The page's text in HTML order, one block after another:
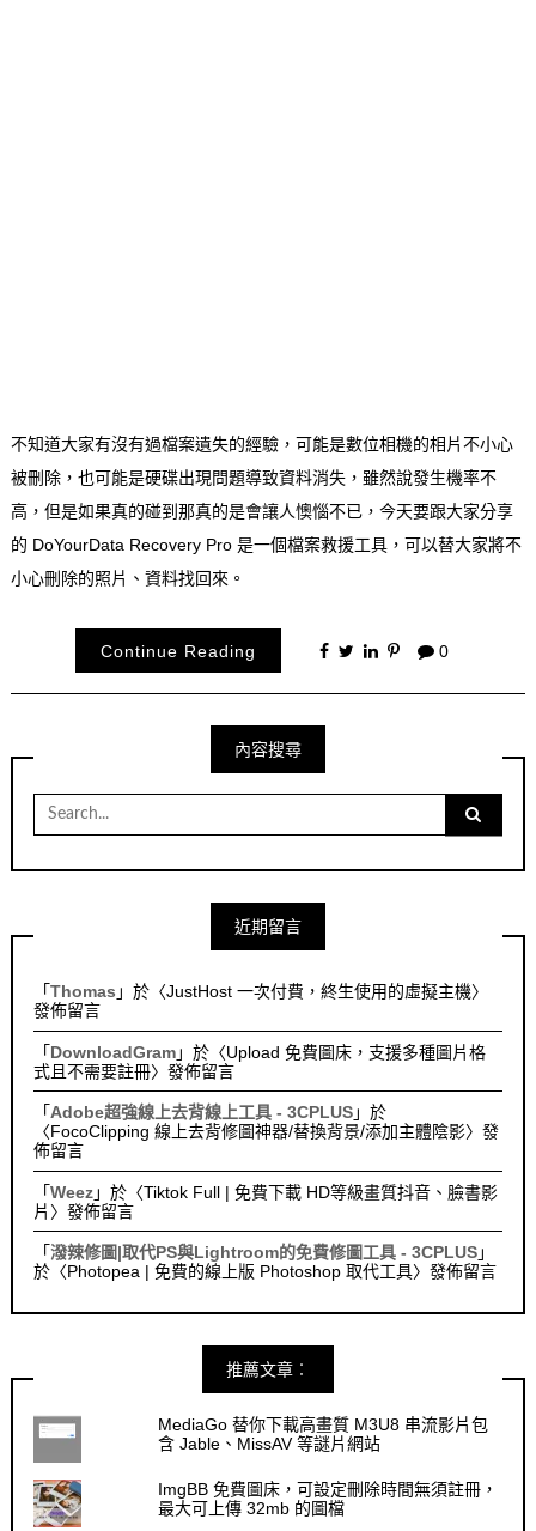
不知道大家有沒有過檔案遺失的經驗，可能是數位相機的相片不小心
被刪除，也可能是硬碟出現問題導致資料消失，雖然說發生機率不
高，但是如果真的碰到那真的是會讓人懊惱不已，今天要跟大家分享
的 DoYourData Recovery Pro 是一個檔案救援工具，可以替大家將不
小心刪除的照片、資料找回來。
Continue Reading 0
內容搜尋
Search
for:
近期留言
「Thomas 」於〈JustHost 一次付費，終生使用的虛擬主機〉
發佈留言
「 DownloadGram」於〈Upload 免費圖床，支援多種圖片格
式且不需要註冊〉發佈留言
「 Adobe超強線上去背線上工具 - 3CPLUS」於
〈FocoClipping 線上去背修圖神器/替換背景/添加主體陰影〉發
佈留言
「Weez」於〈Tiktok Full | 免費下載 HD等級畫質抖音、臉書影
片 〉發佈留言
「潑辣修圖|取代PS與Lightroom的免費修圖工具 - 3CPLUS」
於〈Photopea | 免費的線上版 Photoshop 取代工具〉發佈留言
推薦文章︰
MediaGo 替你下載高畫質 M3U8 串流影片包
含 Jable、MissAV 等謎片網站
ImgBB 免費圖床，可設定刪除時間無須註冊，
最大可上傳 32mb 的圖檔